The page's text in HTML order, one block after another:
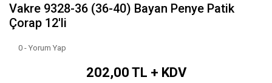
Vakre 9328-36 (36-40) Bayan Penye Patik
Çorap 12'li
0 - Yorum Yap
202,00 TL + KDV